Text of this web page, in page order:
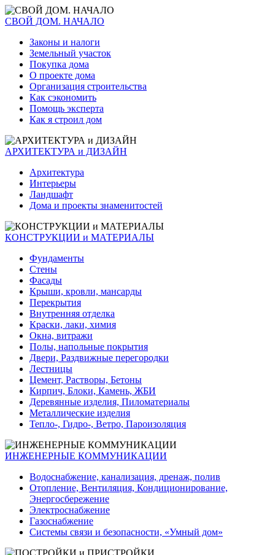
СВОЙ ДОМ. НАЧАЛО
Законы и налоги
Земельный участок
Покупка дома
О проекте дома
Организация строительства
Как сэкономить
Помощь эксперта
Как я строил дом
АРХИТЕКТУРА и ДИЗАЙН
Архитектура
Интерьеры
Ландшафт
Дома и проекты знаменитостей
КОНСТРУКЦИИ и МАТЕРИАЛЫ
Фундаменты
Стены
Фасады
Крыши, кровли, мансарды
Перекрытия
Внутренняя отделка
Краски, лаки, химия
Окна, витражи
Полы, напольные покрытия
Двери, Раздвижные перегородки
Лестницы
Цемент, Растворы, Бетоны
Кирпич, Блоки, Камень, ЖБИ
Деревянные изделия, Пиломатериалы
Металлические изделия
Тепло-, Гидро-, Ветро, Пароизоляция
ИНЖЕНЕРНЫЕ КОММУНИКАЦИИ
Водоснабжение, канализация, дренаж, полив
Отопление, Вентиляция, Кондиционирование,
Энергосбережение
Электроснабжение
Газоснабжение
Системы связи и безопасности, «Умный дом»